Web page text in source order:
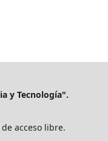
y Tecnología".
acceso libre.